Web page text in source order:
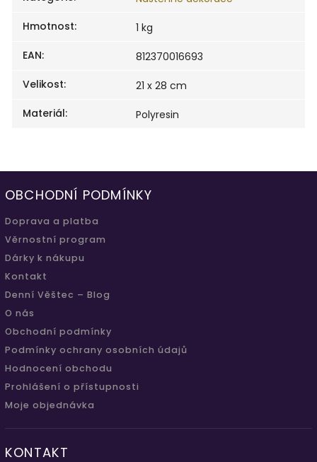
Hmotnost:
1 kg
EAN:
812370016693
Velikost:
21 x 28 cm
Materiál: Polyresin
OBCHODNÍ PODMÍNKY
Doprava a platba
Věrnostní program
Dárky k nákupu
Kontakt
Denní Věštec – Blog
O nás
Obchodní podmínky
Podmínky ochrany osobních údajů
Hodnocení obchodu
Prohlášení o přístupnosti
Moje objednávka
KONTAKT